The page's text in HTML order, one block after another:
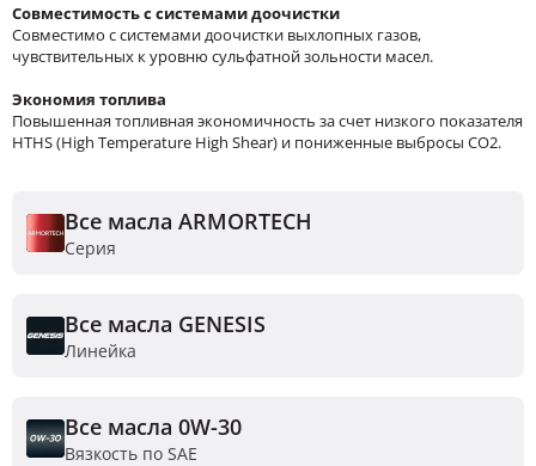
Совместимость с системами доочистки
Совместимо с системами доочистки выхлопных газов,
чувствительных к уровню сульфатной зольности масел.
Экономия топлива
Повышенная топливная экономичность за счет низкого показателя
HTHS (High Temperature High Shear) и пониженные выбросы CO2.
Все масла ARMORTECH
Серия
Все масла GENESIS
Линейка
Все масла 0W-30
Вязкость по SAE